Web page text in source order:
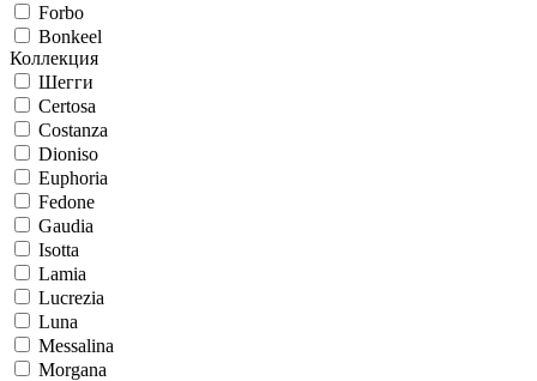
Forbo
Bonkeel
Коллекция
Шегги
Certosa
Costanza
Dioniso
Euphoria
Fedone
Gaudia
Isotta
Lamia
Lucrezia
Luna
Messalina
Morgana